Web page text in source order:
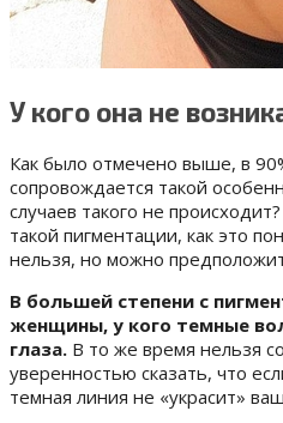
У кого она не
Как было отмечено выше, в
сопровождается такой
случаев такого не
такой пигментации, как это
нельзя, но можно
В большей степени с
женщины, у кого темные
глаза. В то же время нельзя
уверенностью сказать, что
темная линия не «украсит»